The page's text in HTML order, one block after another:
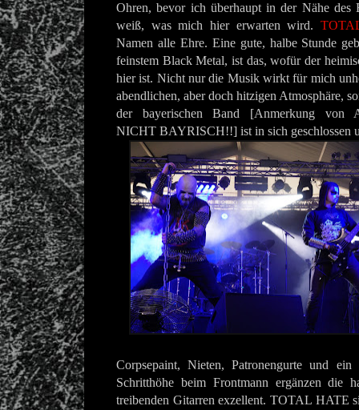
Ohren, bevor ich überhaupt in der Nähe des
weiß, was mich hier erwarten wird.
Namen alle Ehre. Eine gute, halbe Stunde
feinstem Black Metal, ist das, wofür der
hier ist. Nicht nur die Musik wirkt für mich
abendlichen, aber doch hitzigen Atmosphäre,
der bayerischen Band [Anmerkung von
NICHT BAYRISCH!!] ist in sich geschlossen
Corpsepaint, Nieten, Patronengurte und ein
Schritthöhe beim Frontmann ergänzen die
treibenden Gitarren exzellent. TOTAL HATE